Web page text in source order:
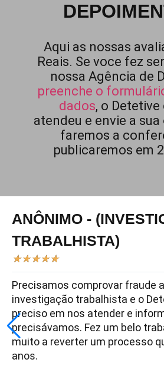
Aqui as nossas
Reais. Se voce fez
nossa Agência de
preenche o
dados, o Detetive
atendeu e envie a
faremos a
publicaremos em
ANÔNIMO -
TRABALHISTA)
★★★★★
Precisamos comprovar fraude
investigação trabalhista e o
preciso em nos atender e
precisávamos. Fez um belo
muito a reverter um processo
anos.